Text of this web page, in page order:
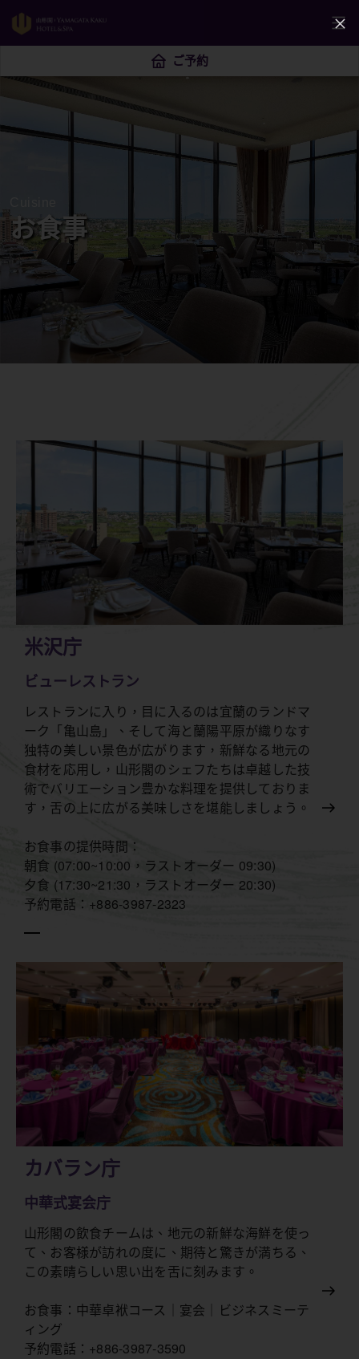
ご予約
お食事
米沢庁
ビューレストラン
レストランに入り，目に入るのは宜蘭のランドマ
ーク「亀山島」、そして海と蘭陽平原が織りなす
独特の美しい景色が広がります，新鮮なる地元の
食材を応用し，山形閣のシェフたちは卓越した技
術でバリエーション豊かな料理を提供しておりま
す，舌の上に広がる美味しさを堪能しましょう。
お食事の提供時間：
朝食 (07:00~10:00，ラストオーダー 09:30)
夕食 (17:30~21:30，ラストオーダー 20:30)
予約電話：+886-3987-2323
カバラン庁
中華式宴会庁
山形閣の飲食チームは、地元の新鮮な海鮮を使っ
て、お客様が訪れの度に、期待と驚きが満ちる、
この素晴らしい思い出を舌に刻みます。
お食事：中華卓袱コース｜宴会｜ビジネスミーテ
ィング
予約電話：+886-3987-3590